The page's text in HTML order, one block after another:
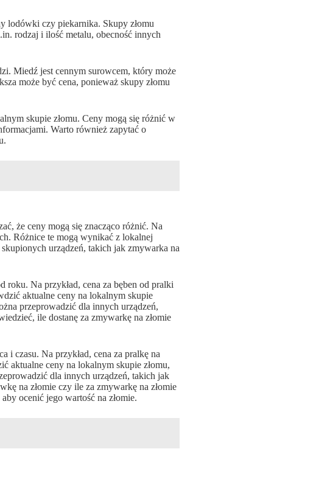
lodówki czy piekarnika. Skupy złomu
rodzaj i ilość metalu, obecność innych
Miedź jest cennym surowcem, który może
może być cena, ponieważ skupy złomu
skupie złomu. Ceny mogą się różnić w
Warto również zapytać o
że ceny mogą się znacząco różnić. Na
Różnice te mogą wynikać z lokalnej
urządzeń, takich jak zmywarka na
roku. Na przykład, cena za bęben od pralki
aktualne ceny na lokalnym skupie
przeprowadzić dla innych urządzeń,
ile dostanę za zmywarkę na złomie
i czasu. Na przykład, cena za pralkę na
aktualne ceny na lokalnym skupie złomu,
dla innych urządzeń, takich jak
na złomie czy ile za zmywarkę na złomie
ocenić jego wartość na złomie.